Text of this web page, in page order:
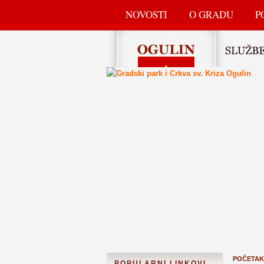
NOVOSTI O GRADU
POČETAK